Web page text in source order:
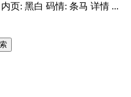
页: 黑白 码情: 条马 详情 ...